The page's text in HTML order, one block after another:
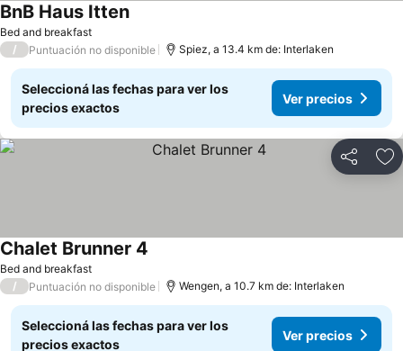
Bed and breakfast
BnB Haus IttenVer precios
/ Puntuación no disponible Spiez, a 13.4 km de: Interlaken
Seleccioná las fechas para ver los
precios exactos
Ver precios
Compartir
Bed and breakfast
Chalet Brunner 4
/ Puntuación no disponible Wengen, a 10.7 km de: Interlaken
Seleccioná las fechas para ver los
precios exactos
Ver precios